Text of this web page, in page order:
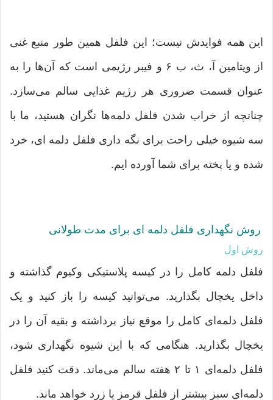
این همه فوایدش نیست؛ این فلفل همین طور منبع غنی
از ویتامین آ، ث، ب ۶ و فیبر رژیمی است که آن‌ها را به
عنوان قسمت ضروری هر رژیم غذایی سالم می‌سازد.
چنانچه از خراب شدن فلفل دلمه‌ها نگران هستید، ما با
سه شیوه خیلی راحت برای نگه داری فلفل دلمه ای، خرد
شده و یا پخته برای شما آورده ایم.
روش نگهداری فلفل دلمه ای برای مدت طولانی
روش اول
فلفل دلمه کامل را در کیسه پلاستیکی وکیوم گذاشته و
داخل یخچال بگذارید. می‌توانید کیسه را باز کنید و یک
فلفل دلمه‌ای کامل را موقع نیاز برداشته و بقیه آن را در
یخچال بگذارید. هنگامی که با این شیوه نگهداری شود،
فلفل دلمه‌ای ۱ تا ۲ هفته سالم می‌ماند. دقت کنید فلفل
دلمه‌ای سبز بیشتر از فلفل قرمز یا زرد خواهد ماند.